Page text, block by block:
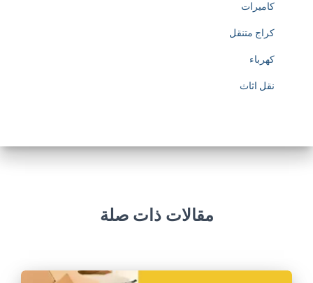
كاميرات
كراج متنقل
كهرباء
نقل اثاث
مقالات ذات صلة